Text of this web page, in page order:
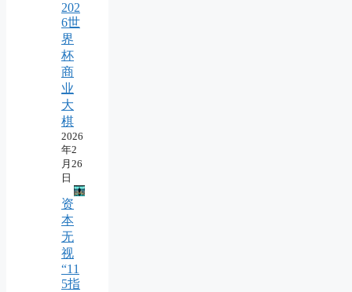
202
6世
界
杯
商
业
大
棋
2026
年2
月26
日
资
本
无
视
“11
5指